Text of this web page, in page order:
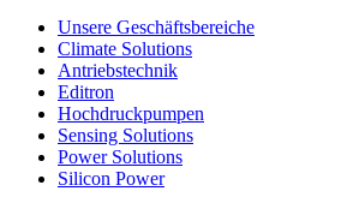
Unsere Geschäftsbereiche
Climate Solutions
Antriebstechnik
Editron
Hochdruckpumpen
Sensing Solutions
Power Solutions
Silicon Power